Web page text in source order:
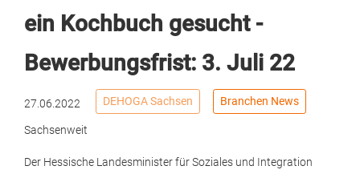
ein Kochbuch gesucht -
Bewerbungsfrist: 3. Juli 22
27.06.2022 DEHOGA Sachsen Branchen News
Sachsenweit
Der Hessische Landesminister für Soziales und Integration